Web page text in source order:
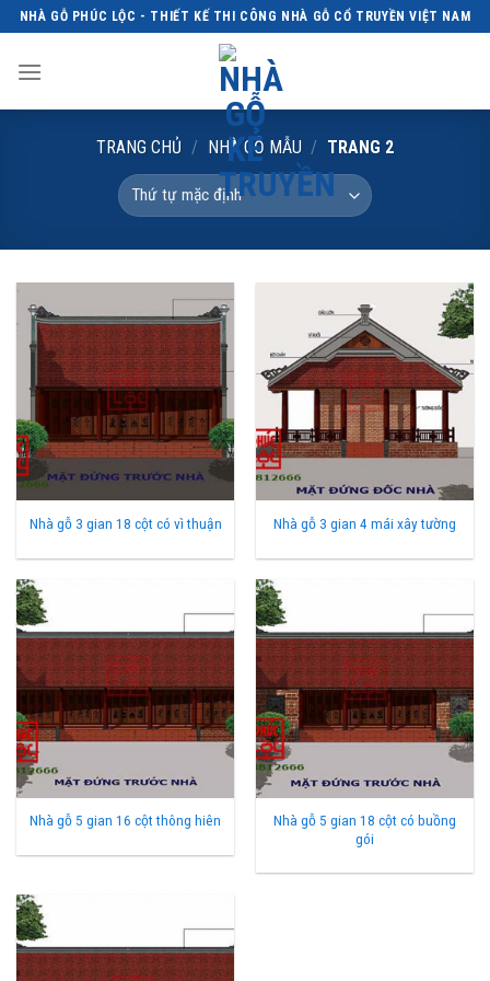
Skip
to
content
NHÀ GỖ PHÚC LỘC - THIẾT KẾ THI CÔNG NHÀ GỖ CỔ TRUYỀN VIỆT NAM
TRANG CHỦ / NHÀ GỖ MẪU / TRANG 2
Nhà gỗ 3 gian 18 cột có vì thuận Nhà gỗ 3 gian 4 mái xây tường
Nhà gỗ 5 gian 16 cột thông hiên
Nhà gỗ 5 gian 18 cột có buồng
gói